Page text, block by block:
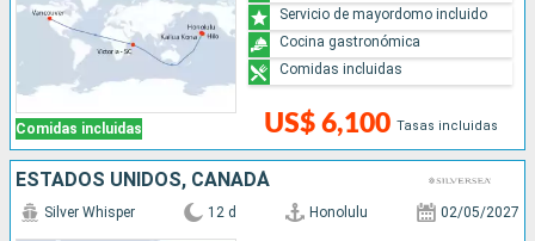
Comidas incluidas US$ 6,100 Tasas incluidas
Servicio de mayordomo incluido
Cocina gastronómica
Comidas incluidas
ESTADOS UNIDOS, CANADÁ
Silver Whisper 12 d Honolulu 02/05/2027